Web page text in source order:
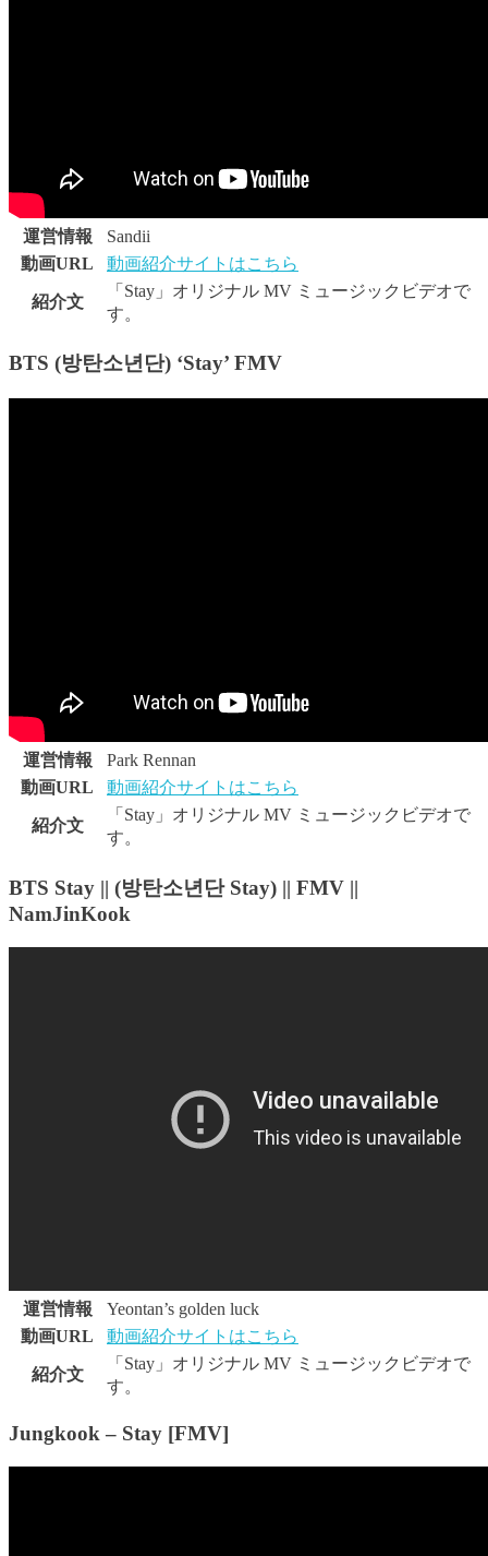
運営情報
Sandii
動画URL
動画紹介サイトはこちら
紹介文
「Stay」オリジナル MV ミュージックビデオで
す。
BTS (방탄소년단) ‘Stay’ FMV
運営情報
Park Rennan
動画URL
動画紹介サイトはこちら
紹介文
「Stay」オリジナル MV ミュージックビデオで
す。
BTS Stay || (방탄소년단 Stay) || FMV ||
NamJinKook
運営情報
Yeontan’s golden luck
動画URL
動画紹介サイトはこちら
紹介文
「Stay」オリジナル MV ミュージックビデオで
す。
Jungkook – Stay [FMV]